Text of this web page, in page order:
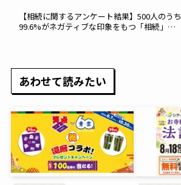
【相続に関するアンケート結果】500人のうち
99.6%がネガティブな印象をもつ「相続」の
あわせて読みたい